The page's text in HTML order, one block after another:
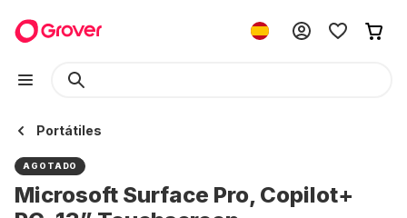
Portátiles
AGOTADO
Microsoft Surface Pro, Copilot+